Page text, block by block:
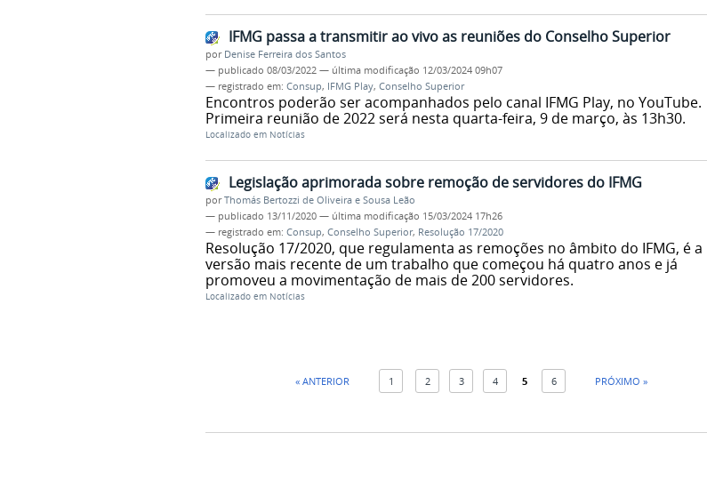
IFMG passa a transmitir ao vivo as reuniões do Conselho Superior
por Denise Ferreira dos Santos
— publicado 08/03/2022 — última modificação 12/03/2024 09h07
— registrado em: Consup, IFMG Play, Conselho Superior
Encontros poderão ser acompanhados pelo canal IFMG Play, no YouTube.
Primeira reunião de 2022 será nesta quarta-feira, 9 de março, às 13h30.
Localizado em Notícias
Legislação aprimorada sobre remoção de servidores do IFMG
porThomás Bertozzi de Oliveira e Sousa Leão
— publicado 13/11/2020 — última modificação 15/03/2024 17h26
— registrado em: Consup, Conselho Superior, Resolução 17/2020
Resolução 17/2020, que regulamenta as remoções no âmbito do IFMG, é a
versão mais recente de um trabalho que começou há quatro anos e já
promoveu a movimentação de mais de 200 servidores.
Localizado em Notícias
« ANTERIOR 1 2 3 4 5 6 PRÓXIMO »